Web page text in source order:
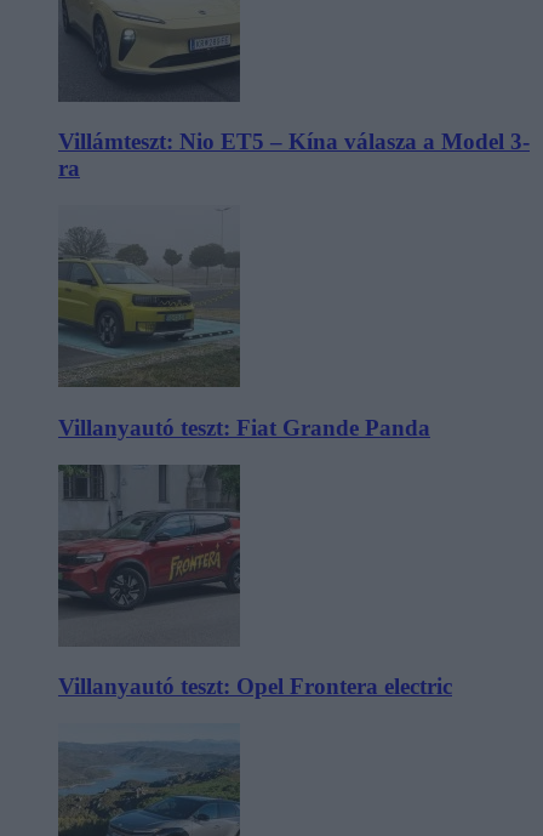
Villámteszt: Nio ET5 – Kína válasza a Model 3-
ra
Villanyautó teszt: Fiat Grande Panda
Villanyautó teszt: Opel Frontera electric